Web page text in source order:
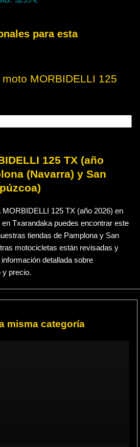
para esta
MORBIDELLI 125
125 TX (año
(Navarra) y San
125 TX (año 2026) en
Txarandaka puedes encontrar este
tiendas de Pamplona y San
motocicletas están revisadas y
detallada sobre
y precio.
misma categoría